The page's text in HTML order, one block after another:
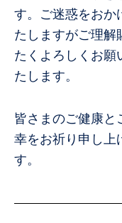
す。ご迷惑をおか
たしますがご理解
たくよろしくお願
たします。
皆さまのご健康と
幸をお祈り申し上
す。